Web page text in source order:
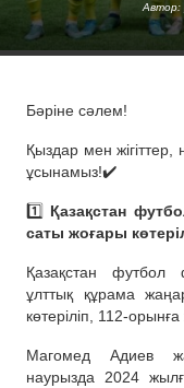
Автор:
Бәріне сәлем!
Қыздар мен
ұсынамыз!✔️
1️⃣ Қазақстан
саты жоғары
Қазақстан футбол
ұлттық құрама
көтеріліп, 112-
Магомед Адиев
наурызда 2024